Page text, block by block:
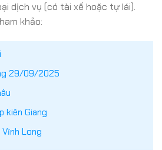
dịch vụ (có tài xế hoặc tự lái).
khảo:
29/09/2025
kiên Giang
Long